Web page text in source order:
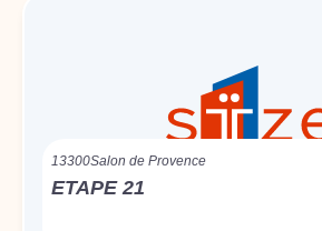
13300Salon de Provence
ETAPE 21